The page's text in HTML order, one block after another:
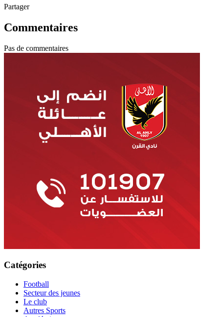
Partager
Commentaires
Pas de commentaires
Catégories
Football
Secteur des jeunes
Le club
Autres Sports